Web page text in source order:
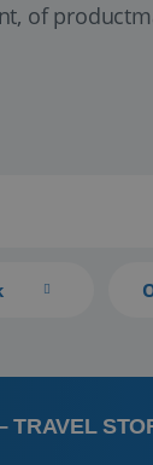
of
TRAVEL